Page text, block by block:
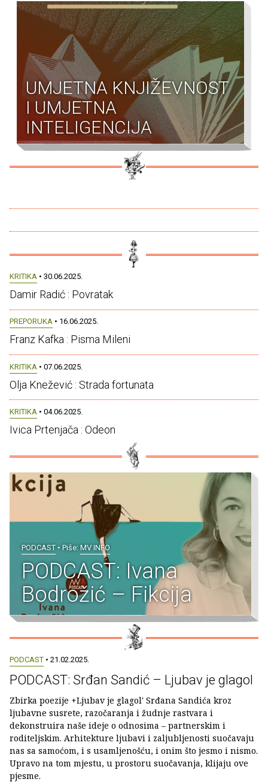
UMJETNA KNJIŽEVNOST
I UMJETNA
INTELIGENCIJA
KRITIKA • 30.06.2025.
Damir Radić : Povratak
PREPORUKA • 16.06.2025.
Franz Kafka : Pisma Mileni
KRITIKA • 07.06.2025.
Olja Knežević : Strada fortunata
KRITIKA • 04.06.2025.
Ivica Prtenjača : Odeon
PODCAST• Piše: MV INFO
PODCAST: Ivana
Bodrožić – Fikcija
PODCAST • 21.02.2025.
PODCAST: Srđan Sandić – Ljubav je glagol
Zbirka poezije +Ljubav je glagol' Srđana Sandića kroz
ljubavne susrete, razočaranja i žudnje rastvara i
dekonstruira naše ideje o odnosima – partnerskim i
roditeljskim. Arhitekture ljubavi i zaljubljenosti suočavaju
nas sa samoćom, i s usamljenošću, i onim što jesmo i nismo.
Upravo na tom mjestu, u prostoru suočavanja, klijaju ove
pjesme.